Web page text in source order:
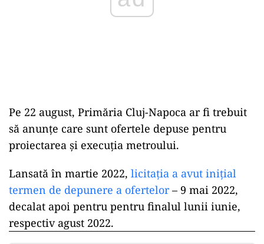
Pe 22 august, Primăria Cluj-Napoca ar fi trebuit
să anunțe care sunt ofertele depuse pentru
proiectarea și execuția metroului.
Lansată în martie 2022, licitația a avut inițial
termen de depunere a ofertelor– 9 mai 2022,
decalat apoi pentru pentru finalul lunii iunie,
respectiv agust 2022.